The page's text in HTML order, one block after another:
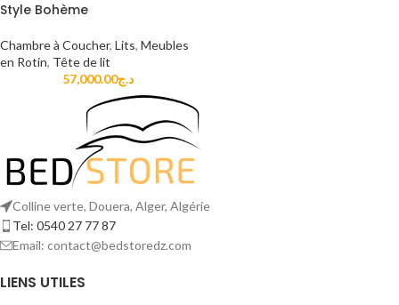
Style Bohème
Chambre à Coucher, Lits, Meubles
en Rotin, Tête de lit
د.ج57,000.00
Colline verte, Douera, Alger, Algérie
Tel: 0540 27 77 87
Email: contact@bedstoredz.com
LIENS UTILES